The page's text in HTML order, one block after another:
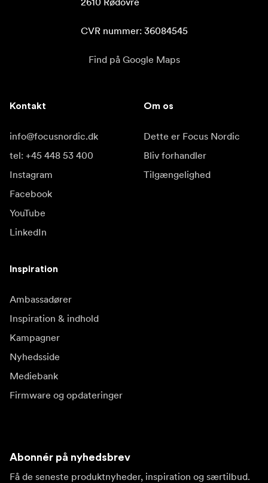
CVR nummer: 36084545
Find på Google Maps
Kontakt
info@focusnordic.dk
tel: +45 448 53 400
Instagram
Facebook
YouTube
LinkedIn
Om os
Dette er Focus Nordic
Bliv forhandler
Tilgængelighed
Inspiration
Ambassadører
Inspiration & indhold
Kampagner
Nyhedsside
Mediebank
Firmware og opdateringer
Abonnér på nyhedsbrev
Få de seneste produktnyheder, inspiration og særtilbud.